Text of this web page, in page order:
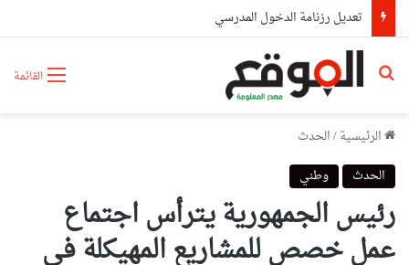
تعديل رزنامة الدخول المدرسي
القائمة بحث عن
الرئيسية/الحدث
الحدث
وطني
رئيس الجمهورية يترأس اجتماع
عمل خصص للمشاريع المهيكلة في